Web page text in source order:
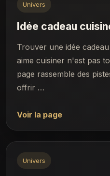
Univers
Idée cadeau
Trouver une idée
aime cuisiner n'est pas
page rassemble des
offrir …
Voir la page
Univers